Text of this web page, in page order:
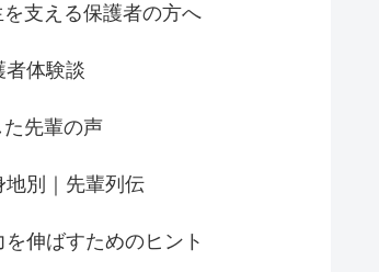
を支える保護者の方へ
者体験談
先輩の声
地別｜先輩列伝
を伸ばすためのヒント